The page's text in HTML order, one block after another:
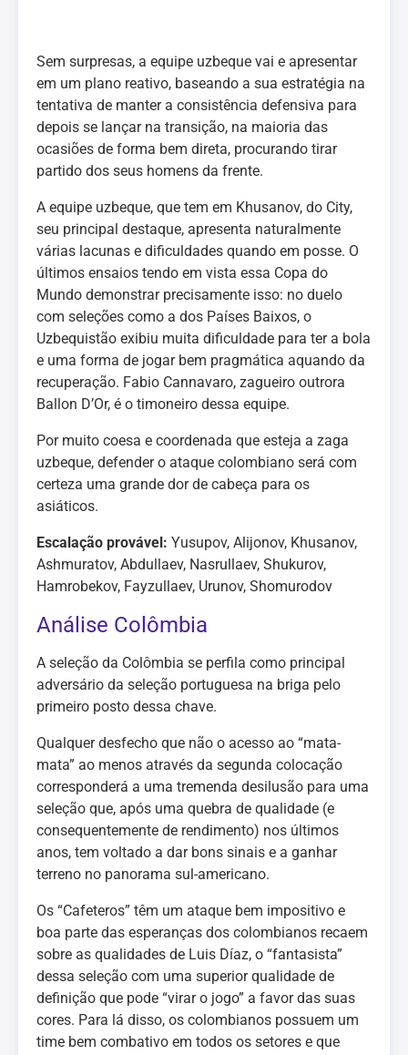
Sem surpresas, a equipe uzbeque vai e apresentar
em um plano reativo, baseando a sua estratégia na
tentativa de manter a consistência defensiva para
depois se lançar na transição, na maioria das
ocasiões de forma bem direta, procurando tirar
partido dos seus homens da frente.
A equipe uzbeque, que tem em Khusanov, do City,
seu principal destaque, apresenta naturalmente
várias lacunas e dificuldades quando em posse. O
últimos ensaios tendo em vista essa Copa do
Mundo demonstrar precisamente isso: no duelo
com seleções como a dos Países Baixos, o
Uzbequistão exibiu muita dificuldade para ter a bola
e uma forma de jogar bem pragmática aquando da
recuperação. Fabio Cannavaro, zagueiro outrora
Ballon D’Or, é o timoneiro dessa equipe.
Por muito coesa e coordenada que esteja a zaga
uzbeque, defender o ataque colombiano será com
certeza uma grande dor de cabeça para os
asiáticos.
Escalação provável: Yusupov, Alijonov, Khusanov,
Ashmuratov, Abdullaev, Nasrullaev, Shukurov,
Hamrobekov, Fayzullaev, Urunov, Shomurodov
Análise Colômbia
A seleção da Colômbia se perfila como principal
adversário da seleção portuguesa na briga pelo
primeiro posto dessa chave.
Qualquer desfecho que não o acesso ao “mata-
mata” ao menos através da segunda colocação
corresponderá a uma tremenda desilusão para uma
seleção que, após uma quebra de qualidade (e
consequentemente de rendimento) nos últimos
anos, tem voltado a dar bons sinais e a ganhar
terreno no panorama sul-americano.
Os “Cafeteros” têm um ataque bem impositivo e
boa parte das esperanças dos colombianos recaem
sobre as qualidades de Luis Díaz, o “fantasista”
dessa seleção com uma superior qualidade de
definição que pode “virar o jogo” a favor das suas
cores. Para lá disso, os colombianos possuem um
time bem combativo em todos os setores e que